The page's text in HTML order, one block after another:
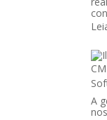
A